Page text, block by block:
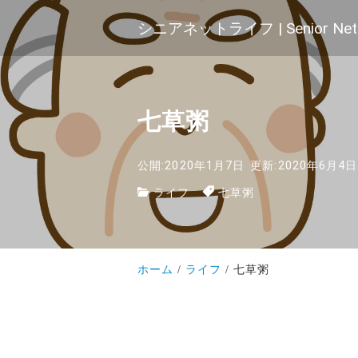
シニアネットライフ | Senior
七草粥
公開:2020年1月7日
更新:2020年6月4日
ライフ
七草粥
ホーム ライフ 七草粥